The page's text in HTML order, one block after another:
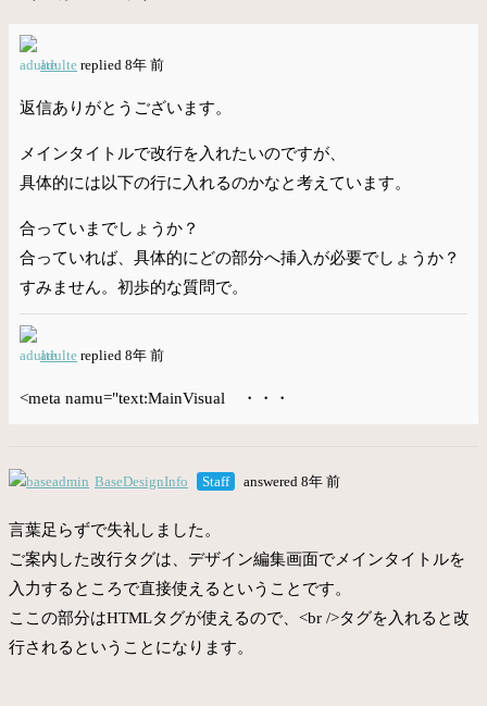
adulte replied 8年 前
返信ありがとうございます。
メインタイトルで改行を入れたいのですが、
具体的には以下の行に入れるのかなと考えています。
合っていまでしょうか？
合っていれば、具体的にどの部分へ挿入が必要でしょうか？
すみません。初歩的な質問で。
adulte replied 8年 前
<meta namu="text:MainVisual ・・・
BaseDesignInfo Staff answered 8年 前
言葉足らずで失礼しました。
ご案内した改行タグは、デザイン編集画面でメインタイトルを
入力するところで直接使えるということです。
ここの部分はHTMLタグが使えるので、<br />タグを入れると改
行されるということになります。